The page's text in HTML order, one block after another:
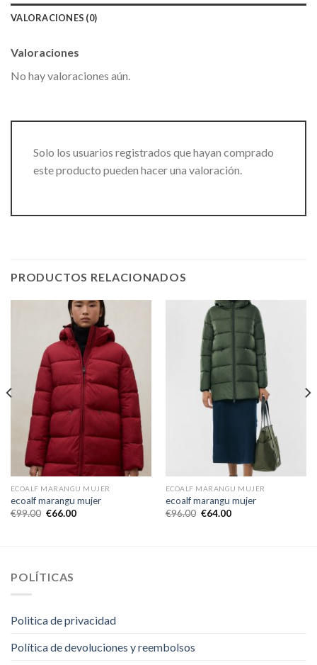
VALORACIONES (0)
Valoraciones
No hay valoraciones aún.
Solo los usuarios registrados que hayan comprado
este producto pueden hacer una valoración.
PRODUCTOS RELACIONADOS
ECOALF MARANGU MUJER
ecoalf marangu mujer
€99.00 €66.00
ECOALF MARANGU MUJER
ecoalf marangu mujer
€96.00 €64.00
POLÍTICAS
Politica de privacidad
Política de devoluciones y reembolsos